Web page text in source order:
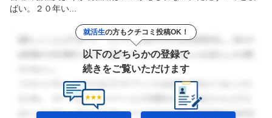
ばい。２０年い...
就活生の方もクチコミ投稿OK！
以下のどちらかの登録で
続きをご覧いただけます